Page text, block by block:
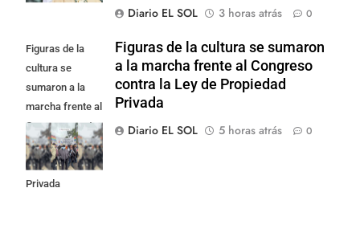
Diario EL SOL
3 horas atrás 0
Figuras de la
cultura se
sumaron a la
marcha frente al
Congreso contra
la Ley de
Propiedad
Privada
Figuras de la cultura se sumaron
a la marcha frente al Congreso
contra la Ley de Propiedad
Privada
Diario EL SOL
5 horas atrás 0